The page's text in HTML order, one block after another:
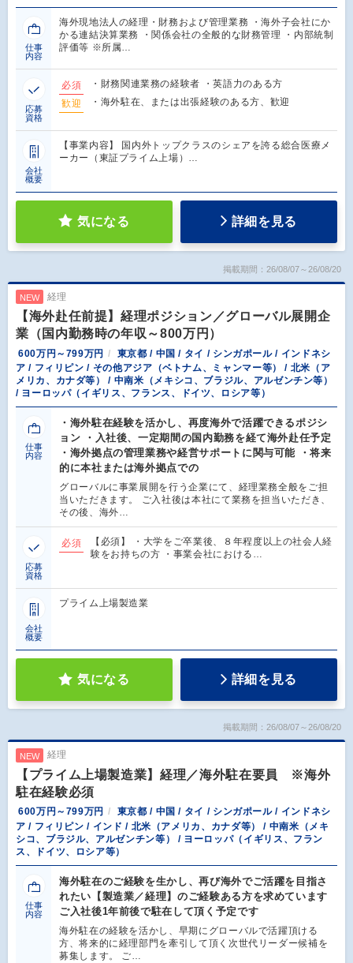
仕事
内容
海外現地法人の経理・財務および管理業務 ・海外子会社にか
かる連結決算業務 ・関係会社の全般的な財務管理 ・内部統制
評価等 ※所属…
応募
資格
必須
・財務関連業務の経験者 ・英語力のある方
歓迎
・海外駐在、または出張経験のある方、歓迎
会社
概要
【事業内容】 国内外トップクラスのシェアを誇る総合医療メ
ーカー（東証プライム上場）…
気になる 詳細を見る
掲載期間：26/08/07～26/08/20
NEW 経理
【海外赴任前提】経理ポジション／グローバル展開企
業（国内勤務時の年収～800万円）
600万円～799万円
東京都 / 中国 / タイ / シンガポール / インドネシ
ア / フィリピン / その他アジア（ベトナム、ミャンマー等） / 北米（ア
メリカ、カナダ等） / 中南米（メキシコ、ブラジル、アルゼンチン等）
/ ヨーロッパ（イギリス、フランス、ドイツ、ロシア等）
仕事
内容
・海外駐在経験を活かし、再度海外で活躍できるポジシ
ョン ・入社後、一定期間の国内勤務を経て海外赴任予定
・海外拠点の管理業務や経営サポートに関与可能 ・将来
的に本社または海外拠点での
グローバルに事業展開を行う企業にて、経理業務全般をご担
当いただきます。 ご入社後は本社にて業務を担当いただき、
その後、海外…
応募
資格
必須
【必須】 ・大学をご卒業後、８年程度以上の社会人経
験をお持ちの方 ・事業会社における…
会社
概要
プライム上場製造業
気になる 詳細を見る
掲載期間：26/08/07～26/08/20
NEW 経理
【プライム上場製造業】経理／海外駐在要員 ※海外
駐在経験必須
600万円～799万円
東京都 / 中国 / タイ / シンガポール / インドネシ
ア / フィリピン / インド / 北米（アメリカ、カナダ等） / 中南米（メキ
シコ、ブラジル、アルゼンチン等） / ヨーロッパ（イギリス、フラン
ス、ドイツ、ロシア等）
仕事
内容
海外駐在のご経験を生かし、再び海外でご活躍を目指さ
れたい【製造業／経理】のご経験ある方を求めています
ご入社後1年前後で駐在して頂く予定です
海外駐在の経験を活かし、早期にグローバルで活躍頂ける
方、将来的に経理部門を牽引して頂く次世代リーダー候補を
募集します。 ご…